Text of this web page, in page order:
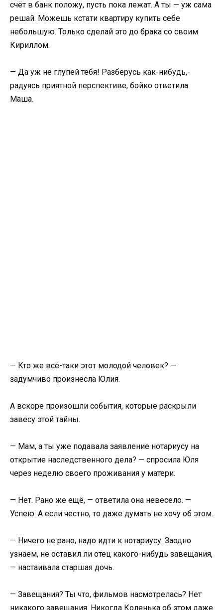
счёт в банк положу, пусть пока лежат. А ты — уж сама
решай. Можешь кстати квартиру купить себе
небольшую. Только сделай это до брака со своим
Кириллом.
— Да уж не глупей тебя! Разберусь как-нибудь,-
радуясь приятной перспективе, бойко ответила
Маша.
— Кто же всё-таки этот молодой человек? —
задумчиво произнесла Юлия.
А вскоре произошли события, которые раскрыли
завесу этой тайны.
— Мам, а ты уже подавала заявление нотариусу на
открытие наследственного дела? — спросила Юля
через неделю своего проживания у матери.
— Нет. Рано же ещё, — ответила она невесело. —
Успею. А если честно, то даже думать не хочу об этом.
— Ничего не рано, надо идти к нотариусу. Заодно
узнаем, не оставил ли отец какого-нибудь завещания,
— настаивала старшая дочь.
— Завещания? Ты что, фильмов насмотрелась? Нет
никакого завещания. Никогда Коленька об этом даже